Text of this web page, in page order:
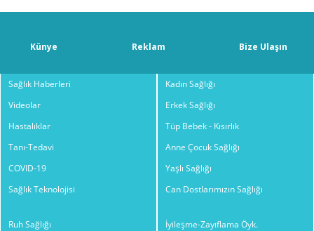
Künye Reklam Bize Ulaşın
Sağlık Haberleri
Videolar
Hastalıklar
Tanı-Tedavi
COVID-19
Sağlık Teknolojisi
Kadın Sağlığı
Erkek Sağlığı
Tüp Bebek - Kısırlık
Anne Çocuk Sağlığı
Yaşlı Sağlığı
Can Dostlarımızın Sağlığı
Ruh Sağlığı
İyileşme-Zayıflama Öyk.